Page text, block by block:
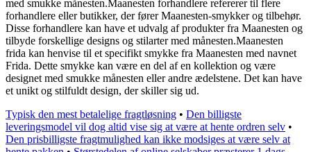
med smukke månesten.Maanesten forhandlere refererer til flere
forhandlere eller butikker, der fører Maanesten-smykker og tilbehør.
Disse forhandlere kan have et udvalg af produkter fra Maanesten og
tilbyde forskellige designs og stilarter med månesten.Maanesten
frida kan henvise til et specifikt smykke fra Maanesten med navnet
Frida. Dette smykke kan være en del af en kollektion og være
designet med smukke månesten eller andre ædelstene. Det kan have
et unikt og stilfuldt design, der skiller sig ud.
Typisk den mest betalelige fragtløsning • Den billigste
leveringsmodel vil dog altid vise sig at være at hente ordren selv •
Den prisbilligste fragtmulighed kan ikke modsiges at være selv at